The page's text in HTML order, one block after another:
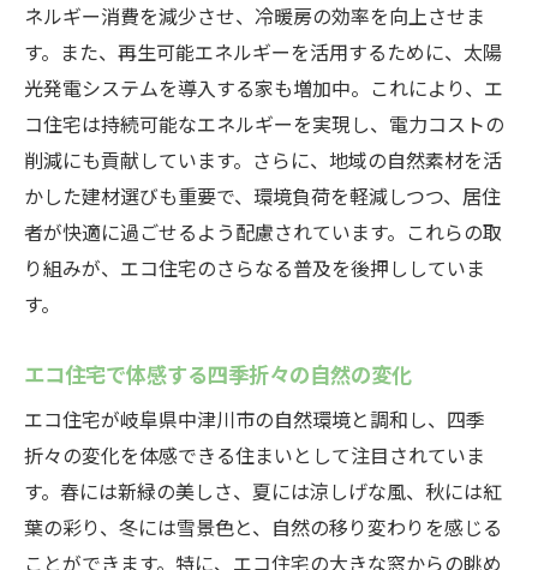
岐阜県中津川市のエコ住宅で実現するサステイ
ナブルな住まい
サステイナブルな住まいづくりの重要性
エコ住宅がもたらす環境への貢献
中津川市のエコ住宅事例から学ぶ持続可能
性
地域社会と連携したエコ住宅の取り組み
エコ住宅における空調システムの進化が支える
未来志向の暮らし
未来を見据えた空調システムの進化
エコ住宅の空調技術がもたらす新たな価値
中津川市のエコ住宅における革新事例
ネルギー消費を減少させ、冷暖房の効率を向上させま
す。また、再生可能エネルギーを活用するために、太陽
光発電システムを導入する家も増加中。これにより、エ
コ住宅は持続可能なエネルギーを実現し、電力コストの
削減にも貢献しています。さらに、地域の自然素材を活
かした建材選びも重要で、環境負荷を軽減しつつ、居住
者が快適に過ごせるよう配慮されています。これらの取
り組みが、エコ住宅のさらなる普及を後押ししていま
す。
エコ住宅で体感する四季折々の自然の変化
エコ住宅が岐阜県中津川市の自然環境と調和し、四季
折々の変化を体感できる住まいとして注目されていま
す。春には新緑の美しさ、夏には涼しげな風、秋には紅
葉の彩り、冬には雪景色と、自然の移り変わりを感じる
ことができます。特に、エコ住宅の大きな窓からの眺め